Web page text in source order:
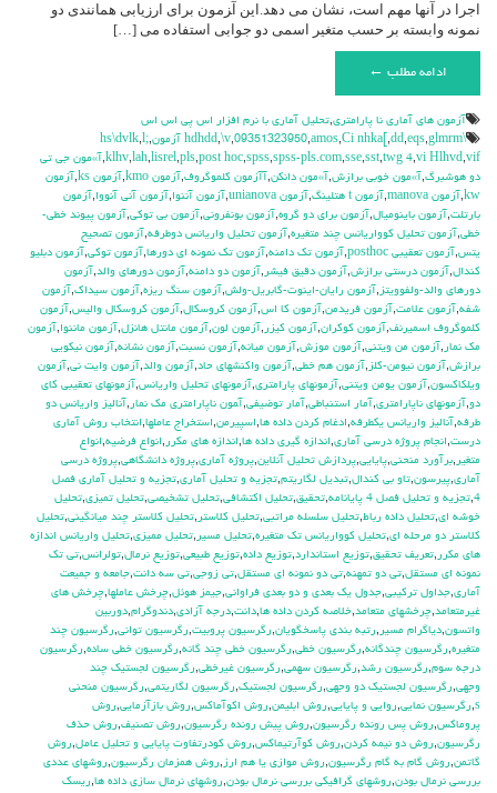
اجرا در آنها مهم است، نشان می دهد.این آ‍زمون برای ارزیابی همانندی دو
نمونه وابسته بر حسب متغیر اسمی دو جوابی استفاده می […]
ادامه مطلب ←
آزمون هاي آماري نا پارامتري,تحليل آماري با نرم افزار اس پي اس اس
\hdhdd
,\v,09351323950,amos,Ci nhka[ ,dd,eqs,glmrm آزمون ,
hs\dvlk,l;
klhv,lah,lisrel,pls,post hoc,spss,spss-pls.com,sse,sst,twg 4,vi Hlhvd,vif
,آ»مون جي تي
دو هوشبرگ,آ»مون خوبي برازش,آ»مون دانكن,آآزمون كلموگروف,آزمون kmo ,آزمون ks ,آزمون
kw
,آزمون manova ,آزمون t هتلينگ ,آزمون unianova ,آزمون آننوا,آزمون آني آنووا,آزمون
بارتلت,آزمون باينوميال,آزمون براي دو گروه,آزمون بونفروني,آزمون بي توكي,آزمون پيوند خطي-
خطي,آزمون تحليل كوواريانس چند متغيره,آزمون تحليل واريانس دوطرفه,آزمون تصحيح
يتس,آزمون تعقيبي posthoc ,آزمون تك دامنه,آزمون تك نمونه اي دورها,آزمون توكي,آزمون دبليو
كندال,آزمون درستي برازش,آزمون دقيق فيشر ,آزمون دو دامنه,آزمون دورهاي والد,آزمون
دورهاي والد-ولفوويتز ,آزمون رايان-اينوت-گابريل-ولش,آزمون سنگ ريزه,آزمون سيداك,آزمون
شفه,آزمون علامت,آزمون فريدمن,آزمون كا اس,آزمون كروسكال,آزمون كروسكال واليس,آزمون
كلموگروف اسميرنف,آزمون كوكران,آزمون كيزر ,آزمون لون,آزمون مانتل هانزل,آزمون ماننوا,آزمون
مك نمار ,آزمون من ويتني,آزمون موزش,آزمون ميانه,آزمون نسبت,آزمون نشانه,آزمون نيكويي
برازش,آزمون نيومن-كلز ,آزمون هم خطي,آزمون واكنشهاي حاد,آزمون والد,آزمون وايت ني,آزمون
ويلكاكسون,آزمون يومن ويتني,آزمونهاي پارامتري,آزمونهاي تحليل واريانس,آزمونهاي تعقيبي كاي
دو,آزمونهاي ناپارامتري,آمار استنباطي,آمار توضيفي,آ‍مون ناپارامتري مك نمار ,آناليز واريانس دو
طرفه,آناليز واريانس يکطرفه,ادغام كردن داده ها,اسپيرمن,استخراج عاملها,انتخاب روش آماري
درست,انجام پروژه درسي آماري,اندازه گيري داده ها,اندازه هاي مكرر ,انواع فرضيه,انواع
متغير ,برآورد منحني,پايايي,پردازش تحليل آنلاين,پروژه آماري,پروژه دانشگاهي,پروژه درسي
آماري,پيرسون,تاو بي کندال,تبديل لگاريتم,تجزيه و تحليل آماري,تجزيه و تحليل آماري فصل
4
,تجزيه و تحليل فصل 4 پايانامه ,تحقيق,تحليل اكتشافي,تحليل تشخيصي,تحليل تميزي,تحليل
خوشه اي,تحليل داده رباط,تحليل سلسله مراتبي,تحليل كلاستر ,تحليل كلاستر چند ميانگيني,تحليل
كلاستر دو مرحله اي,تحليل كوواريانس تك متغيره,تحليل مسير ,تحليل مميزي,تحليل واريانس اندازه
هاي مكرر ,تعريف تحقيق,توزيع استاندارد,توزيع داده,توزيع طبيعي,توزيع نرمال,تولرانس,تي تک
نمونه اي مستقل,تي دو تمهنه,تي دو نمونه اي مستقل,تي زوجي,تي سه دانت,جامعه و جميعت
آماري,جداول تركيبي,جدول يك بعدي و دو بعدي فراواني,جيمز هوئل,چرخش عاملها,چرخش هاي
غيرمتعامد,چرخشهاي متعامد,خلاصه كردن داده ها,دانت,درجه آزادي,دندوگرام,دوربين
واتسون,دياگرام مسير ,رتبه بندي پاسخگويان,رگرسيون پروبيت,رگرسيون تواني,رگرسيون چند
متغيره,رگرسيون چندگانه,رگرسيون خطي,رگرسيون خطي چند گانه,رگرسيون خطي ساده,رگرسيون
درجه سوم,رگرسيون رشد,رگرسيون سهمي,رگرسيون غيرخطي,رگرسيون لجستيك چند
وجهي,رگرسيون لجستيك دو وجهي,رگرسيون لجستيک,رگرسيون لگاريتمي,رگرسيون منحني
s
,رگرسيون نمايي,روايي و پايايي,روش ابليمن,روش اكوآماكس,روش بازآزمايي,روش
پروماكس,روش پس رونده رگرسيون,روش پيش رونده رگرسيون,روش تصنيف,روش حذف
رگرسيون,روش دو نيمه كردن,روش كوآرتيماكس,روش كودرتفاوت پايايي و تحليل عامل,روش
گاتمن,روش گام به گام رگرسيون,روش موازي يا هم ارز ,روش همزمان رگرسيون,روشهاي عددي
بررسي نرمال بودن,روشهاي گرافيكي بررسي نرمال بودن,روشهاي نرمال سازي داده ها,ريسك